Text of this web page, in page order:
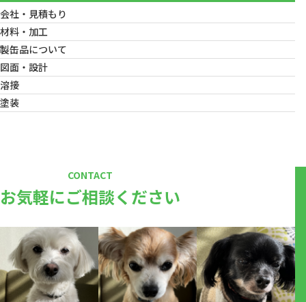
会社・見積もり
材料・加工
製缶品について
図面・設計
溶接
塗装
CONTACT
お気軽にご相談ください